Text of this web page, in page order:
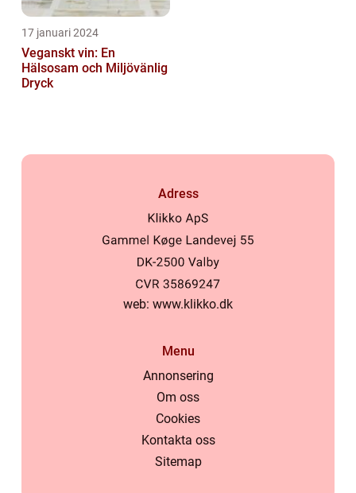
17 januari 2024
Veganskt vin: En
Hälsosam och Miljövänlig
Dryck
Adress
web: www.klikko.dk
Menu
Annonsering
Om oss
Cookies
Kontakta oss
Sitemap